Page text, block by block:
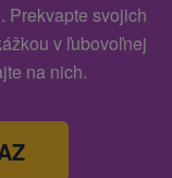
Prekvapte svojich
v ľubovoľnej
na nich.